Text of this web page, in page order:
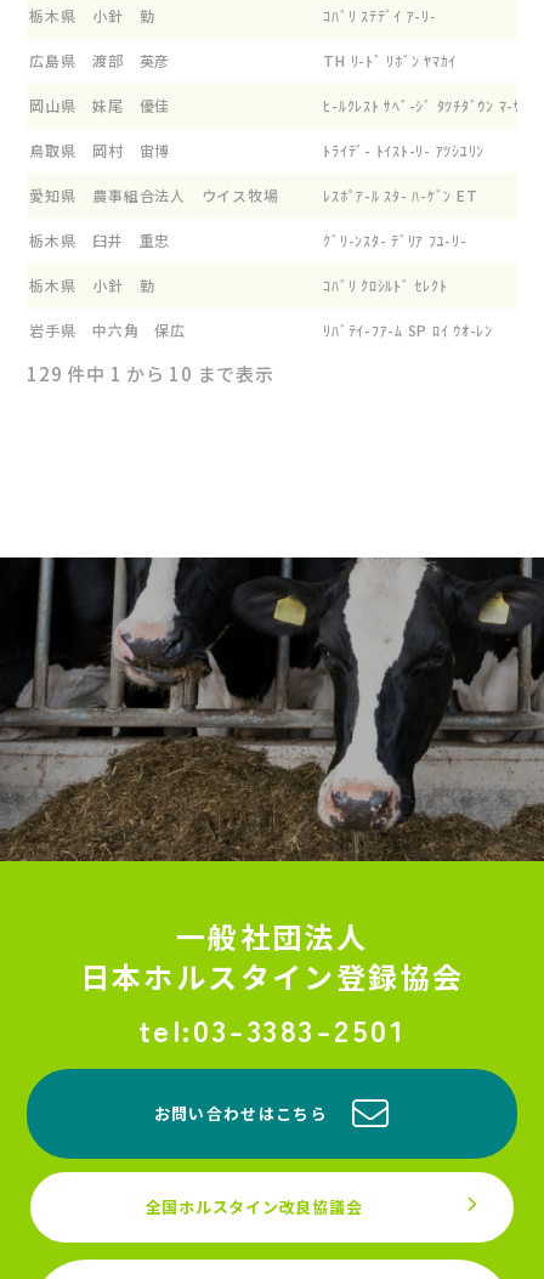
栃木県 小針 勤 ｺﾊﾞﾘ ｽﾃﾃﾞｲ ｱ-ﾘ-
広島県 渡部 英彦 TH ﾘ-ﾄﾞ ﾘﾎﾞﾝ ﾔﾏｶｲ
岡山県 妹尾 優佳 ﾋ-ﾙｸﾚｽﾄ ｻﾍﾞ-ｼﾞ ﾀﾂﾁﾀﾞｳﾝ ﾏ-ｻ
鳥取県 岡村 宙博 ﾄﾗｲﾃﾞ- ﾄｲｽﾄ-ﾘ- ｱﾂｼﾕﾘﾝ
愛知県 農事組合法人 ウイス牧場 ﾚｽﾎﾟｱ-ﾙ ｽﾀ- ﾊ-ｹﾞﾝ ET
栃木県 臼井 重忠 ｸﾞﾘ-ﾝｽﾀ- ﾃﾞﾘｱ ﾌﾕ-ﾘ-
栃木県 小針 勤 ｺﾊﾞﾘ ｸﾛｼﾙﾄﾞ ｾﾚｸﾄ
岩手県 中六角 保広 ﾘﾊﾞﾃｲ-ﾌｱ-ﾑ SP ﾛｲ ｳｵ-ﾚﾝ
129 件中 1 から 10 まで表示
一般社団法人
日本ホルスタイン登録協会
03-3383-2501
お問い合わせはこちら
全国ホルスタイン改良協議会